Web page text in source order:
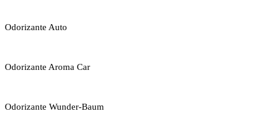
Odorizante Auto
Odorizante Aroma Car
Odorizante Wunder-Baum